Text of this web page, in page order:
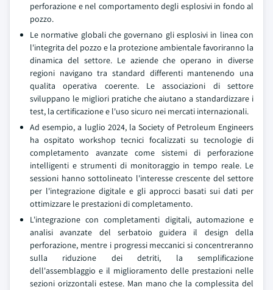
perforazione e nel comportamento degli esplosivi in fondo al
pozzo.
Le normative globali che governano gli esplosivi in linea con
l'integrita del pozzo e la protezione ambientale favoriranno la
dinamica del settore. Le aziende che operano in diverse
regioni navigano tra standard differenti mantenendo una
qualita operativa coerente. Le associazioni di settore
sviluppano le migliori pratiche che aiutano a standardizzare i
test, la certificazione e l'uso sicuro nei mercati internazionali.
Ad esempio, a luglio 2024, la Society of Petroleum Engineers
ha ospitato workshop tecnici focalizzati su tecnologie di
completamento avanzate come sistemi di perforazione
intelligenti e strumenti di monitoraggio in tempo reale. Le
sessioni hanno sottolineato l'interesse crescente del settore
per l'integrazione digitale e gli approcci basati sui dati per
ottimizzare le prestazioni di completamento.
L'integrazione con completamenti digitali, automazione e
analisi avanzate del serbatoio guidera il design della
perforazione, mentre i progressi meccanici si concentreranno
sulla riduzione dei detriti, la semplificazione
dell'assemblaggio e il miglioramento delle prestazioni nelle
sezioni orizzontali estese. Man mano che la complessita del